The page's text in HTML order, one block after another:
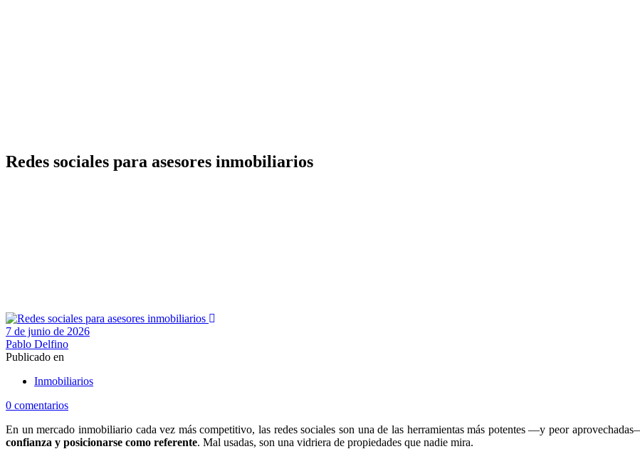
Redes sociales para asesores inmobiliarios
7 de junio de 2026
Pablo Delfino
Publicado en
Inmobiliarios
0 comentarios
En un mercado inmobiliario cada vez más competitivo, las redes sociales son una de las herramientas más potentes —y peor
confianza y posicionarse como referente. Mal usadas, son una vidriera de propiedades que nadie mira.